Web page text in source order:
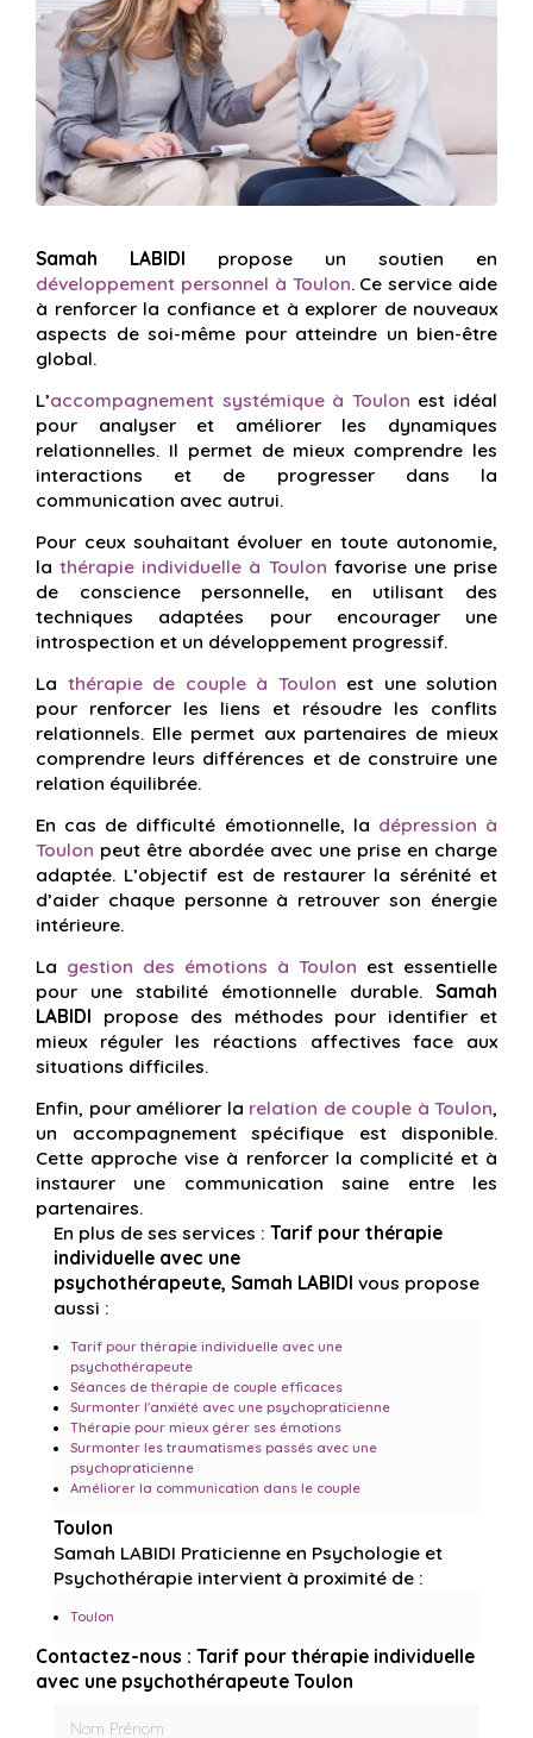
Samah LABIDI propose un soutien en
développement personnel à Toulon. Ce service aide
à renforcer la confiance et à explorer de nouveaux
aspects de soi-même pour atteindre un bien-être
global.
L’accompagnement systémique à Toulon est idéal
pour analyser et améliorer les dynamiques
relationnelles. Il permet de mieux comprendre les
interactions et de progresser dans la
communication avec autrui.
Pour ceux souhaitant évoluer en toute autonomie,
lathérapie individuelle à Toulon favorise une prise
de conscience personnelle, en utilisant des
techniques adaptées pour encourager une
introspection et un développement progressif.
La thérapie de couple à Toulon est une solution
pour renforcer les liens et résoudre les conflits
relationnels. Elle permet aux partenaires de mieux
comprendre leurs différences et de construire une
relation équilibrée.
En cas de difficulté émotionnelle, la dépression à
Toulon peut être abordée avec une prise en charge
adaptée. L’objectif est de restaurer la sérénité et
d’aider chaque personne à retrouver son énergie
intérieure.
La gestion des émotions à Toulon est essentielle
pour une stabilité émotionnelle durable. Samah
LABIDI propose des méthodes pour identifier et
mieux réguler les réactions affectives face aux
situations difficiles.
Enfin, pour améliorer la relation de couple à Toulon,
un accompagnement spécifique est disponible.
Cette approche vise à renforcer la complicité et à
instaurer une communication saine entre les
partenaires.
En plus de ses services : Tarif pour thérapie
individuelle avec une
psychothérapeute, Samah LABIDI vous propose
aussi :
Tarif pour thérapie individuelle avec une
psychothérapeute
Séances de thérapie de couple efficaces
Surmonter l'anxiété avec une psychopraticienne
Thérapie pour mieux gérer ses émotions
Surmonter les traumatismes passés avec une
psychopraticienne
Améliorer la communication dans le couple
Toulon
Samah LABIDI Praticienne en Psychologie et
Psychothérapie intervient à proximité de :
Toulon
Contactez-nous : Tarif pour thérapie individuelle
avec une psychothérapeute Toulon